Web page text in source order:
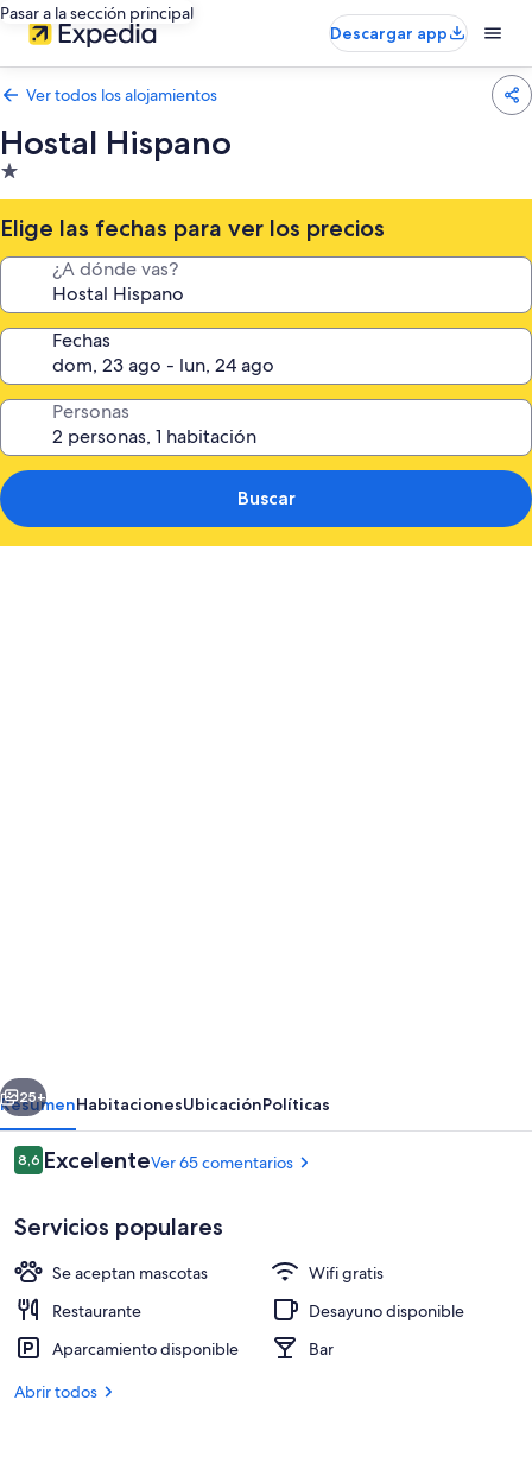
Pasar a la sección principal
Descargar app
Ver todos los alojamientos
Hostal Hispano
Alojamiento
de
1.0 estrella
Elige las fechas para ver los precios
¿A dónde vas?
Fechas
Personas
Buscar
Exterior
Siguiente
25+
ResumenHabitacionesUbicaciónPolíticas
Comentarios
8,68,6 de 10
ExcelenteVer 65 comentarios
Servicios populares
Se aceptan mascotas
Wifi gratis
Restaurante
Desayuno disponible
Aparcamiento disponible
Bar
Abrir todos